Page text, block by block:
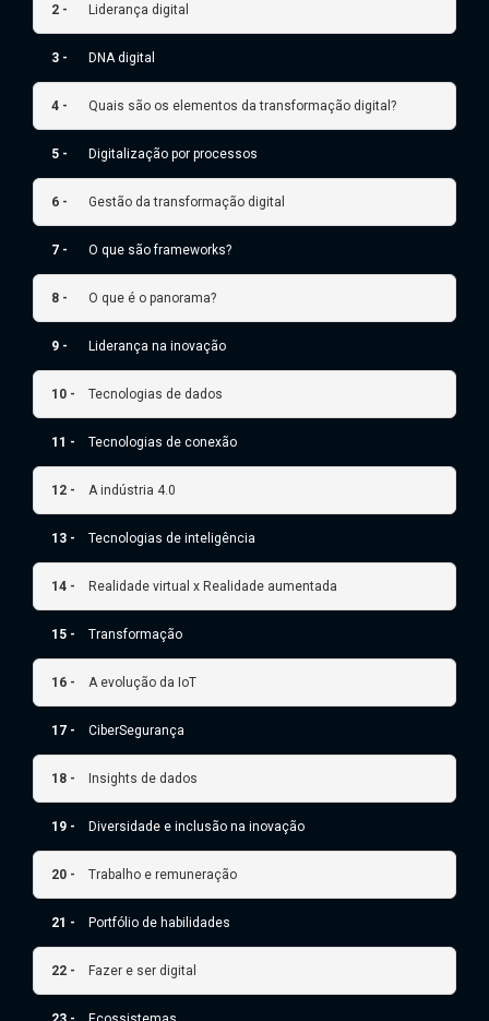
2 - Liderança digital
3 - DNA digital
4 - Quais são os elementos da transformação digital?
5 - Digitalização por processos
6 - Gestão da transformação digital
7 - O que são frameworks?
8 - O que é o panorama?
9 - Liderança na inovação
10 - Tecnologias de dados
11 - Tecnologias de conexão
12 - A indústria 4.0
13 - Tecnologias de inteligência
14 - Realidade virtual x Realidade aumentada
15 - Transformação
16 - A evolução da IoT
17 - CiberSegurança
18 - Insights de dados
19 - Diversidade e inclusão na inovação
20 - Trabalho e remuneração
21 - Portfólio de habilidades
22 - Fazer e ser digital